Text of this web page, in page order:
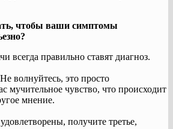
чтобы ваши симптомы
всегда правильно ставят диагноз.
волнуйтесь, это просто
мучительное чувство, что происходит
мнение.
получите третье,